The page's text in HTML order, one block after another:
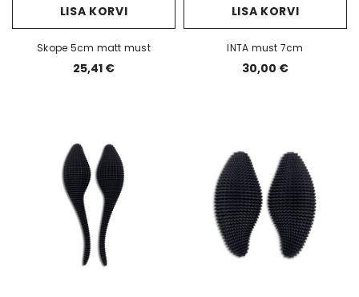
LISA KORVI
Skope 5cm matt must
25,41 €
LISA KORVI
INTA must 7cm
30,00 €